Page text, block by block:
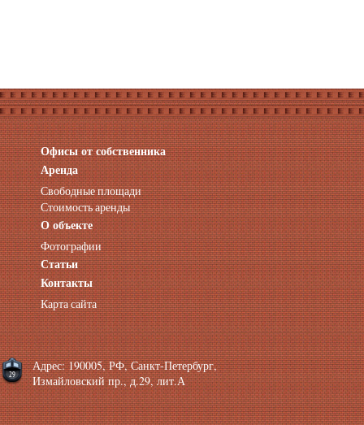
Офисы от собственника
Аренда нежилых помещений
Аренда помещений от собственника
Аренда конференц-зала СПб
Офисы у метро
Офисы в Адмиралтейском районе
Помещения с отдельным входом
Небольшие офисы
Аренда офиса около метро
Снять помещение у метро
Аренда помещений у метро
Аренда помещений район Адмиралтейский
Аренда офиса Технологический институт
Аренда помещений Фрунзенская
Аренда
Свободные площади
Стоимость аренды
О объекте
Фотографии
Статьи
Контакты
Карта сайта
Адрес: 190005, РФ, Санкт-Петербург,
Измайловский пр., д.29, лит.А